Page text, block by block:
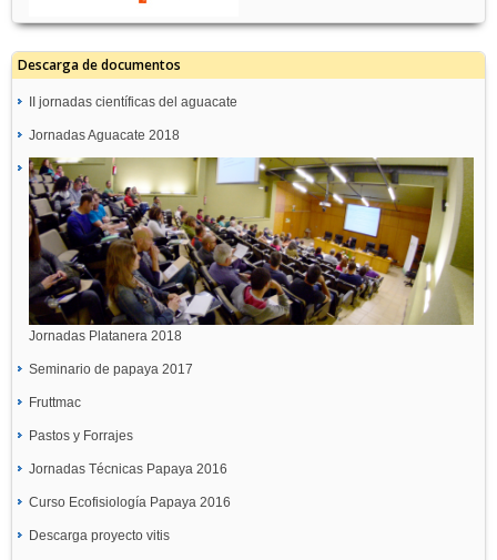
Descarga de documentos
II jornadas científicas del aguacate
Jornadas Aguacate 2018
Jornadas Platanera 2018
Seminario de papaya 2017
Fruttmac
Pastos y Forrajes
Jornadas Técnicas Papaya 2016
Curso Ecofisiología Papaya 2016
Descarga proyecto vitis